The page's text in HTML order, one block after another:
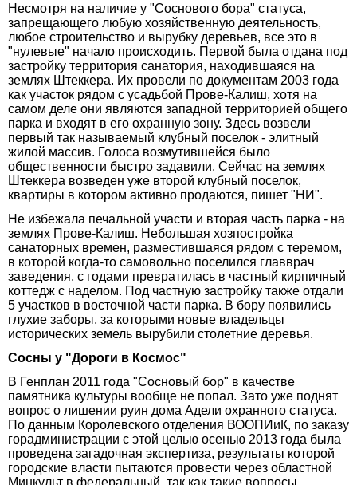
Несмотря на наличие у "Соснового бора" статуса,
запрещающего любую хозяйственную деятельность,
любое строительство и вырубку деревьев, все это в
"нулевые" начало происходить. Первой была отдана под
застройку территория санатория, находившаяся на
землях Штеккера. Их провели по документам 2003 года
как участок рядом с усадьбой Прове-Калиш, хотя на
самом деле они являются западной территорией общего
парка и входят в его охранную зону. Здесь возвели
первый так называемый клубный поселок - элитный
жилой массив. Голоса возмутившейся было
общественности быстро задавили. Сейчас на землях
Штеккера возведен уже второй клубный поселок,
квартиры в котором активно продаются, пишет "НИ".
Не избежала печальной участи и вторая часть парка - на
землях Прове-Калиш. Небольшая хозпостройка
санаторных времен, разместившаяся рядом с теремом,
в которой когда-то самовольно поселился главврач
заведения, с годами превратилась в частный кирпичный
коттедж с наделом. Под частную застройку также отдали
5 участков в восточной части парка. В бору появились
глухие заборы, за которыми новые владельцы
исторических земель вырубили столетние деревья.
Сосны у "Дороги в Космос"
В Генплан 2011 года "Сосновый бор" в качестве
памятника культуры вообще не попал. Зато уже поднят
вопрос о лишении руин дома Адели охранного статуса.
По данным Королевского отделения ВООПИиК, по заказу
горадминистрации с этой целью осенью 2013 года была
проведена загадочная экспертиза, результаты которой
городские власти пытаются провести через областной
Минкульт в федеральный, так как такие вопросы